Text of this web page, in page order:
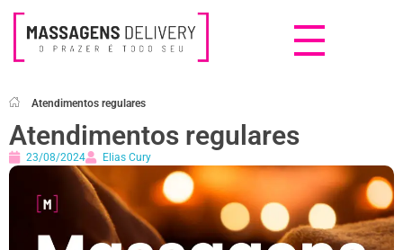
Atendimentos regulares
Atendimentos regulares
23/08/2024 Elias Cury